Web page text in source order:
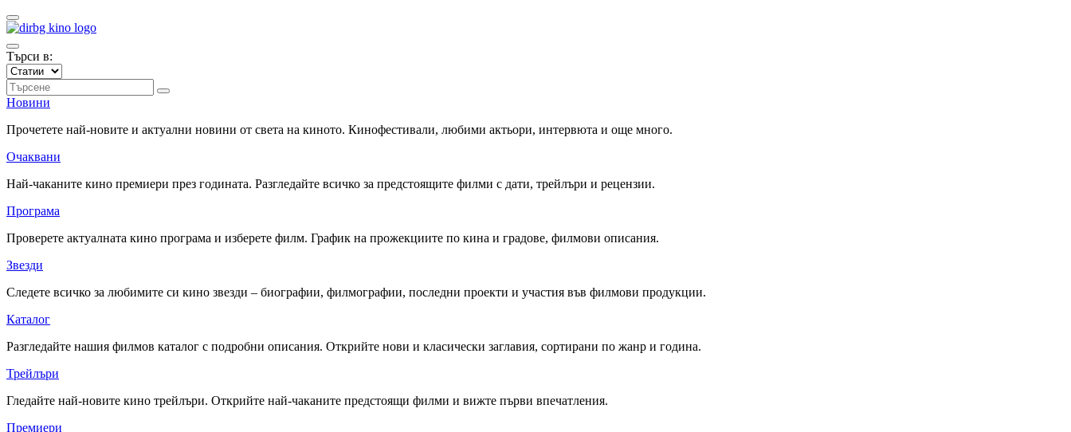
Търси в:
Новини
Прочетете най-новите и актуални новини от света на киното. Кинофестивали, любими актьори, интервюта и още много.
Очаквани
Най-чаканите кино премиери през годината. Разгледайте всичко за предстоящите филми с дати, трейлъри и рецензии.
Програма
Проверете актуалната кино програма и изберете филм. График на прожекциите по кина и градове, филмови описания.
Звезди
Следете всичко за любимите си кино звезди – биографии, филмографии, последни проекти и участия във филмови продукции.
Каталог
Разгледайте нашия филмов каталог с подробни описания. Открийте нови и класически заглавия, сортирани по жанр и година.
Трейлъри
Гледайте най-новите кино трейлъри. Открийте най-чаканите предстоящи филми и вижте първи впечатления.
Премиери